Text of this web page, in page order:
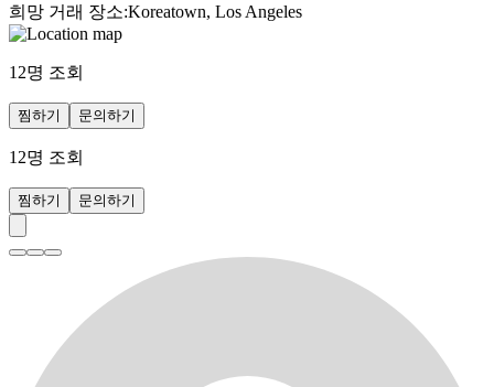
희망 거래 장소:Koreatown, Los Angeles
12명 조회
찜하기 문의하기
12명 조회
찜하기 문의하기